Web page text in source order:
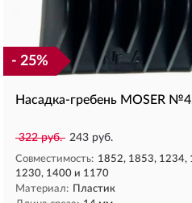
- 25%
Насадка-гребень MOSER
322 руб. 243 руб.
Совместимость: 1852, 1853, 1234,
1230, 1400 и 1170
Материал: Пластик